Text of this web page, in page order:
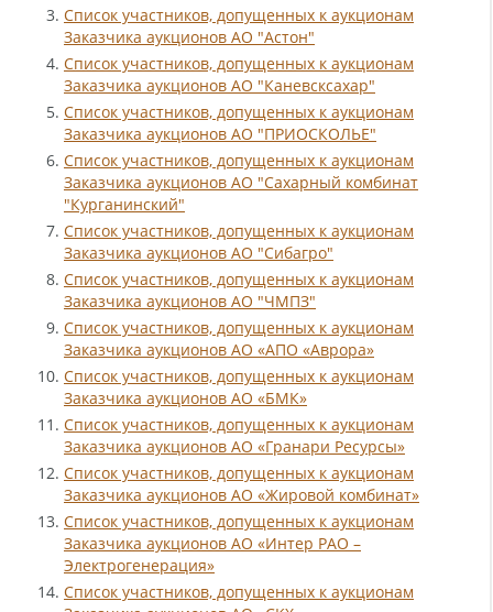
3. Список участников, допущенных к аукционам
Заказчика аукционов АО "Астон"
4. Список участников, допущенных к аукционам
Заказчика аукционов АО "Каневсксахар"
5. Список участников, допущенных к аукционам
Заказчика аукционов АО "ПРИОСКОЛЬЕ"
6. Список участников, допущенных к аукционам
Заказчика аукционов АО "Сахарный комбинат
"Курганинский"
7. Список участников, допущенных к аукционам
Заказчика аукционов АО "Сибагро"
8. Список участников, допущенных к аукционам
Заказчика аукционов АО "ЧМПЗ"
9. Список участников, допущенных к аукционам
Заказчика аукционов АО «АПО «Аврора»
10. Список участников, допущенных к аукционам
Заказчика аукционов АО «БМК»
11. Список участников, допущенных к аукционам
Заказчика аукционов АО «Гранари Ресурсы»
12. Список участников, допущенных к аукционам
Заказчика аукционов АО «Жировой комбинат»
13. Список участников, допущенных к аукционам
Заказчика аукционов АО «Интер РАО –
Электрогенерация»
14. Список участников, допущенных к аукционам